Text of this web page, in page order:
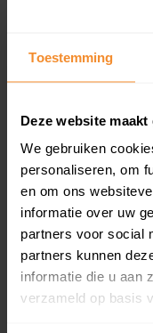
Toestemming
Deze website
We gebruiken
personaliseren, om
en om ons
informatie over uw
partners voor social
partners kunnen
informatie die u aan
verzameld op basis
Inclusief 1 jaar
inclusief een jaar
koopsommen.
Bekijk
Direct